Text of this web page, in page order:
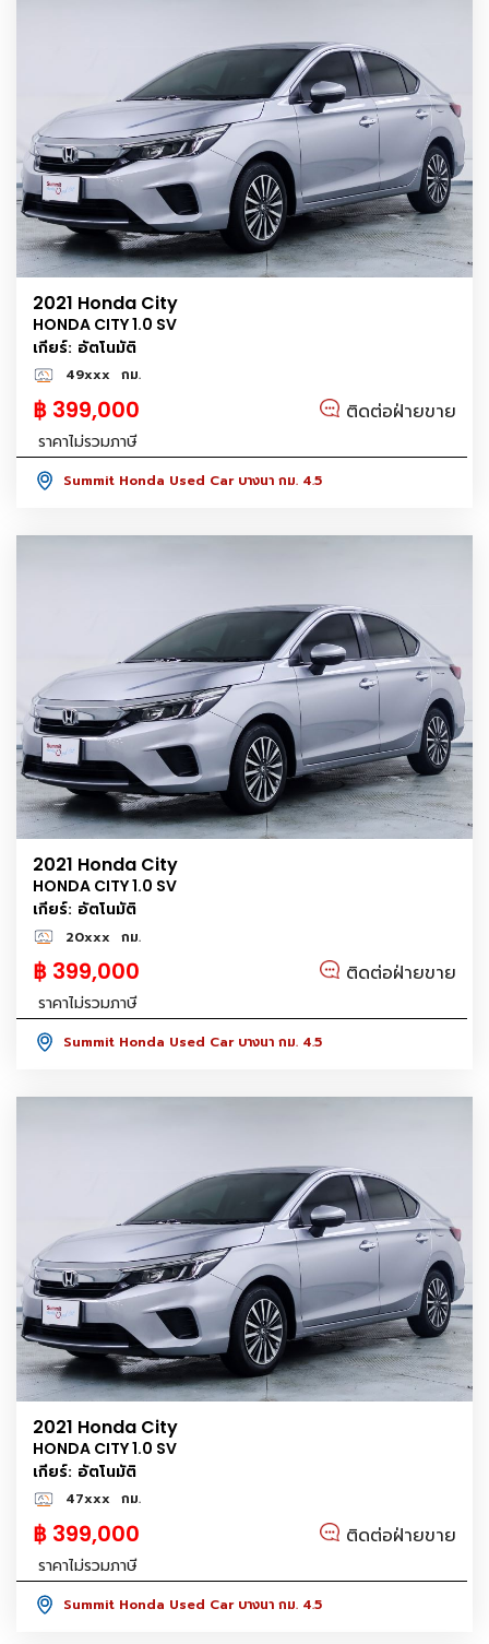
2021 Honda City
HONDA CITY 1.0 SV
เกียร์: อัตโนมัติ
49xxx กม.
฿ 399,000 ติดต่อฝ่ายขาย
ราคาไม่รวมภาษี
Summit Honda Used Car บางนา กม. 4.5
2021 Honda City
HONDA CITY 1.0 SV
เกียร์: อัตโนมัติ
20xxx กม.
฿ 399,000 ติดต่อฝ่ายขาย
ราคาไม่รวมภาษี
Summit Honda Used Car บางนา กม. 4.5
2021 Honda City
HONDA CITY 1.0 SV
เกียร์: อัตโนมัติ
47xxx กม.
฿ 399,000 ติดต่อฝ่ายขาย
ราคาไม่รวมภาษี
Summit Honda Used Car บางนา กม. 4.5